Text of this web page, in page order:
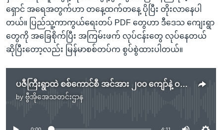
ရှောင် အရေအတွက်ဟာ တနေ့ထက်တနေ့ ပိုပြီး တိုးလာနေပါ
တယ်။ ပြည်သူ့ကာကွယ်ရေးတပ် PDF တွေဟာ ဒီဒေသ ကျေးရွာ
တွေကို အခြေစိုက်ပြီး အကြမ်းဖက် လုပ်ငန်းတွေ လုပ်နေတယ်
ဆိုပြီးတော့လည်း မြန်မာစစ်တပ်က စွပ်စွဲထားပါတယ်။
ပဇီကြီးရွာထဲ စစ်ကောင်စီ အင်အား ၂၀၀ ကျော်နဲ့ ဝင်ရောက် နယ်မြေရှင်းလင်းရေးလုပ်
by ဗွီအိုအေသတင်းဌာန
No media source currently available